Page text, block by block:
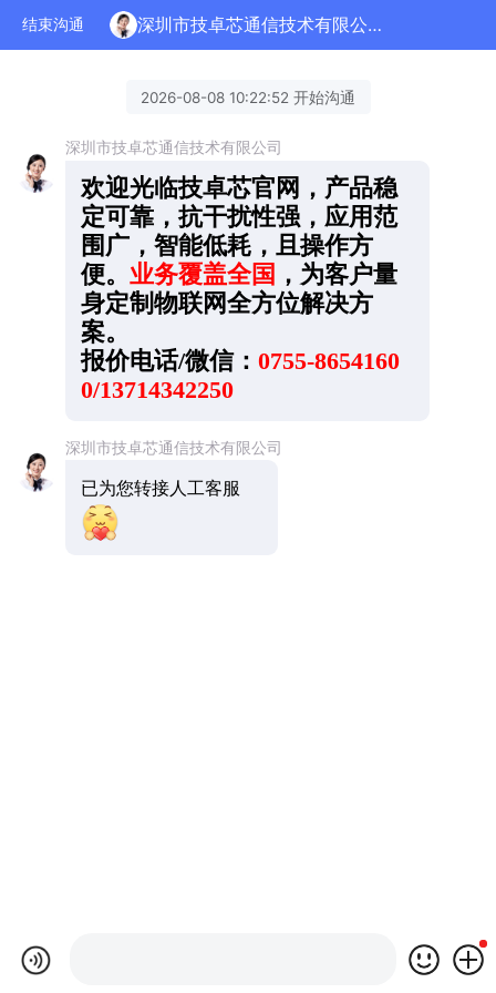
结束沟通 深圳市技卓芯通信技术有限公司正在为您服务
2026-08-08 10:22:52 开始沟通
深圳市技卓芯通信技术有限公司
欢迎光临技卓芯官网，产品稳
定可靠，抗干扰性强，应用范
围广，智能低耗，且操作方
便。 业务覆盖全国 ，为客户量
身定制物联网全方位解决方
案。
报价电话/微信： 0755-8654160
0/13714342250
深圳市技卓芯通信技术有限公司
已为您转接人工客服